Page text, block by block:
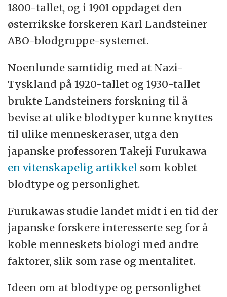
Sangviniker:Sosial, utadvendt og energisk,
men kaotisk. Kardinalvæsken er blod.
Melankoliker:Lojal, innadvendt og
ettertenksom med en hang til å dvele ved
fortiden. Melankolikerens kardinalvæske er
svart galle.
Flegmatiker:Omsorgsfull, empatisk, vennlig
og viljesterk. Den primære kardinalvæsken
er slim.
Kilde: «Menneskets Temperament» (1999)
Møller, J. et al.
1800-tallet, og i 1901 oppdaget den
østerrikske forskeren Karl Landsteiner
ABO-blodgruppe-systemet.
Noenlunde samtidig med at Nazi-
Tyskland på 1920-tallet og 1930-tallet
brukte Landsteiners forskning til å
bevise at ulike blodtyper kunne knyttes
til ulike menneskeraser, utga den
japanske professoren Takeji Furukawa
en vitenskapelig artikkel som koblet
blodtype og personlighet.
Furukawas studie landet midt i en tid der
japanske forskere interesserte seg for å
koble menneskets biologi med andre
faktorer, slik som rase og mentalitet.
Ideen om at blodtype og personlighet